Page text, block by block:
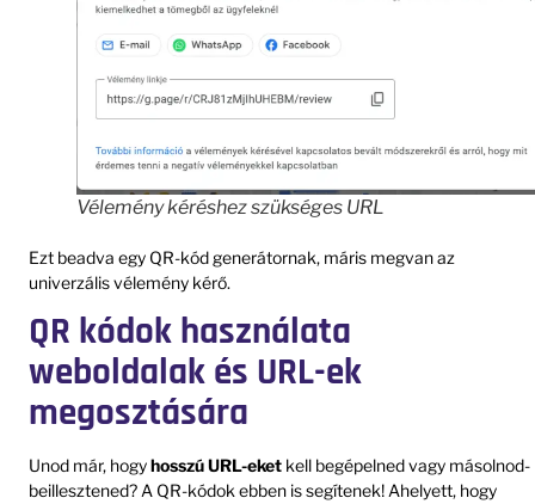
Vélemény kéréshez szükséges URL
Ezt beadva egy QR-kód generátornak, máris megvan az
univerzális vélemény kérő.
QR kódok használata
weboldalak és URL-ek
megosztására
Unod már, hogyhosszú URL-eket kell begépelned vagy másolnod-
beillesztened? A QR-kódok ebben is segítenek! Ahelyett, hogy